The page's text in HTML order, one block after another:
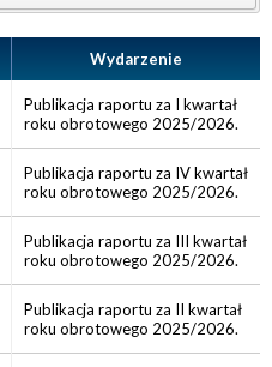
Wydarzenie
Publikacja raportu za I kwartał
roku obrotowego 2025/2026.
Publikacja raportu za IV kwartał
roku obrotowego 2025/2026.
Publikacja raportu za III kwartał
roku obrotowego 2025/2026.
Publikacja raportu za II kwartał
roku obrotowego 2025/2026.